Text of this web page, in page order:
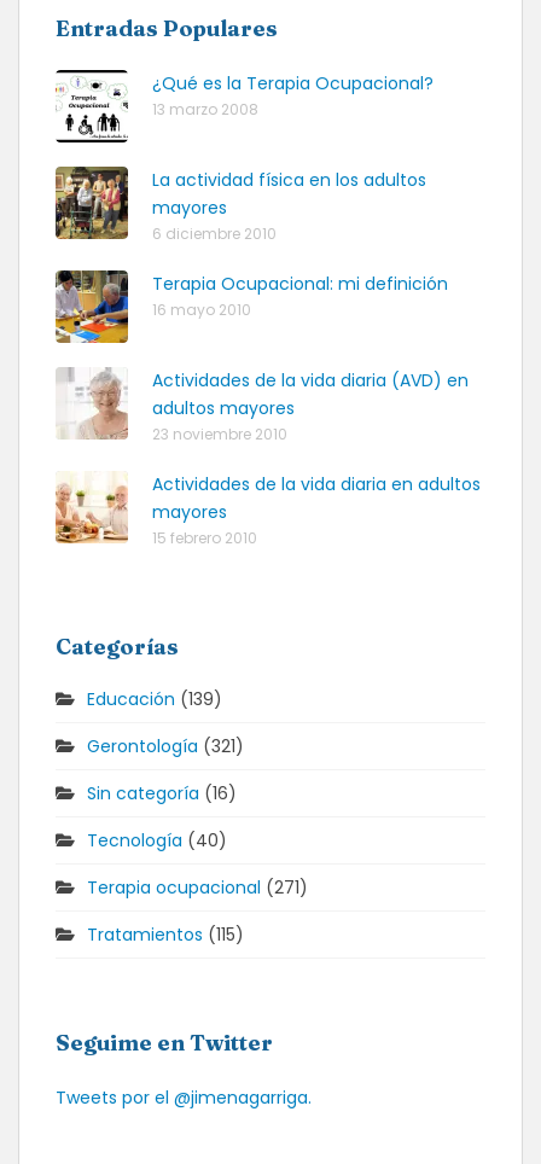
Entradas Populares
¿Qué es la Terapia Ocupacional?
13 marzo 2008
La actividad física en los adultos
mayores
6 diciembre 2010
Terapia Ocupacional: mi definición
16 mayo 2010
Actividades de la vida diaria (AVD) en
adultos mayores
23 noviembre 2010
Actividades de la vida diaria en adultos
mayores
15 febrero 2010
Categorías
Educación (139)
Gerontología (321)
Sin categoría (16)
Tecnología (40)
Terapia ocupacional (271)
Tratamientos (115)
Seguime en Twitter
Tweets por el @jimenagarriga.